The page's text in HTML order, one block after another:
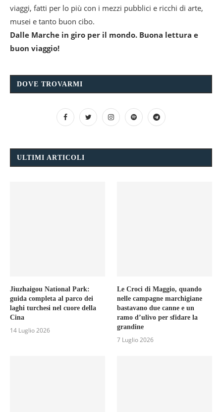
viaggi, fatti per lo più con i mezzi pubblici e ricchi di arte,
musei e tanto buon cibo.
Dalle Marche in giro per il mondo. Buona lettura e
buon viaggio!
DOVE TROVARMI
ULTIMI ARTICOLI
Jiuzhaigou National Park:
guida completa al parco dei
laghi turchesi nel cuore della
Cina
14 Luglio 2026
Le Croci di Maggio, quando
nelle campagne marchigiane
bastavano due canne e un
ramo d’ulivo per sfidare la
grandine
7 Luglio 2026